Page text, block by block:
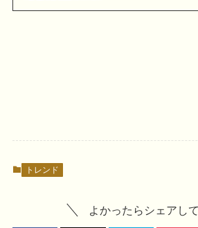
トレンド
よかったらシェアして